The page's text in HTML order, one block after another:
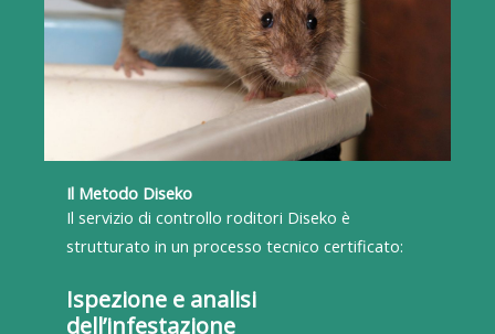
Il Metodo Diseko
Il servizio di controllo roditori Diseko è
strutturato in un processo tecnico certificato:
Ispezione e analisi
dell’infestazione